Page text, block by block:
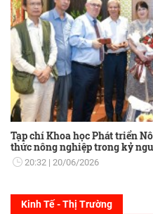
Tạp chí Khoa học Phát triển
thức nông nghiệp trong kỷ
20:32 20/06/2026
Kinh Tế - Thị Trường